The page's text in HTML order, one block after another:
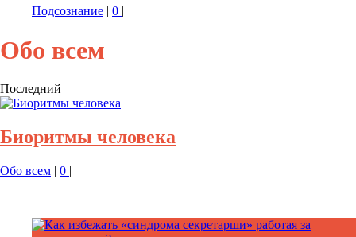
Подсознание | 0 |
Обо всем
Последний
Биоритмы человека
Обо всем | 0 |